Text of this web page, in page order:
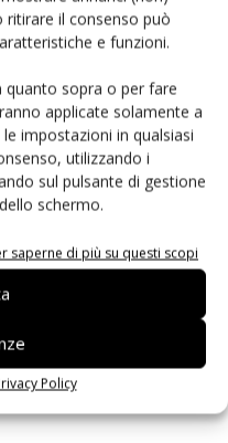
ritirare il consenso può
e funzioni.
quanto sopra o per fare
applicate solamente a
impostazioni in qualsiasi
utilizzando i
sul pulsante di gestione
schermo.
saperne di più su questi scopi
Policy
approvate per
, ma nessuna consegna è
del 15 per cento
che Jensen Huang
circa 50 miliardi di dollari:
sui tempi di consegna
più impattante
headline.
: martedì 20 maggio, NLRC